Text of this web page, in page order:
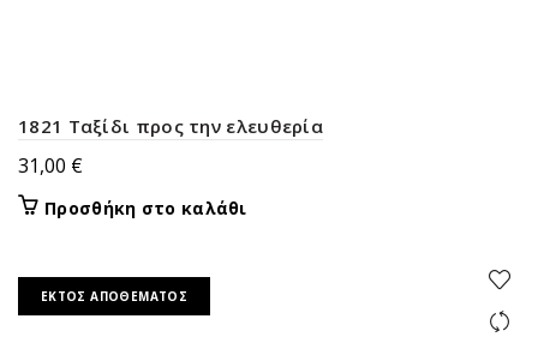
1821 Ταξίδι προς την ελευθερία
31,00 €
Προσθήκη στο καλάθι
ΕΚΤΌΣ ΑΠΟΘΈΜΑΤΟΣ